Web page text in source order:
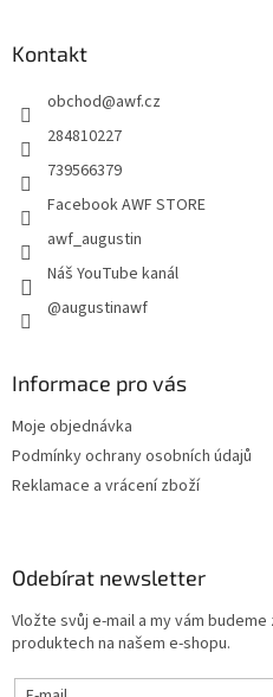
Kontakt
obchod@awf.cz
284810227
739566379
Facebook AWF STORE
awf_augustin
Náš YouTube kanál
@augustinawf
Informace pro vás
Moje objednávka
Podmínky ochrany osobních údajů
Reklamace a vrácení zboží
Odebírat newsletter
Vložte svůj e-mail a my vám
produktech na našem e-shopu.